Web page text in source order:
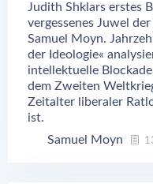
Judith Shklars erstes
vergessenes Juwel
Samuel Moyn.
der Ideologie«
intellektuelle
dem Zweiten
Zeitalter liberaler
ist.
Samuel Moyn